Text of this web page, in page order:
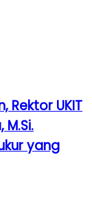
Rektor UKIT
yang